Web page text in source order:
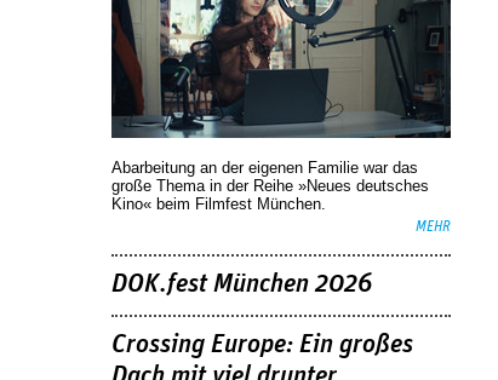
Abarbeitung an der eigenen Familie war das
große Thema in der Reihe »Neues deutsches
Kino« beim Filmfest München.
MEHR
DOK.fest München 2026
Crossing Europe: Ein großes